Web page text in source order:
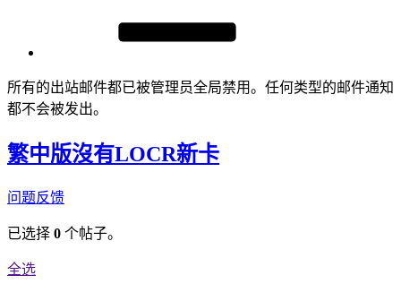
所有的出站邮件都已被管理员全局禁用。任何类型的邮件通知
都不会被发出。
繁中版沒有LOCR新卡
问题反馈
已选择 0 个帖子。
全选